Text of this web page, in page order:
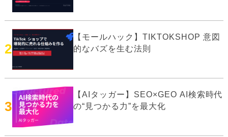
2
【モールハック】TIKTOKSHOP 意図
的なバズを生む法則
3
【AIタッガー】SEO×GEO AI検索時代
の“見つかる力”を最大化